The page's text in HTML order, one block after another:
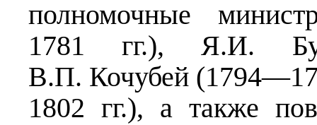
полномочные
1781 гг.), Я.И.
В.П. Кочубей
1802 гг.), а также